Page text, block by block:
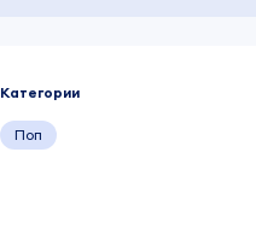
Категории
Поп